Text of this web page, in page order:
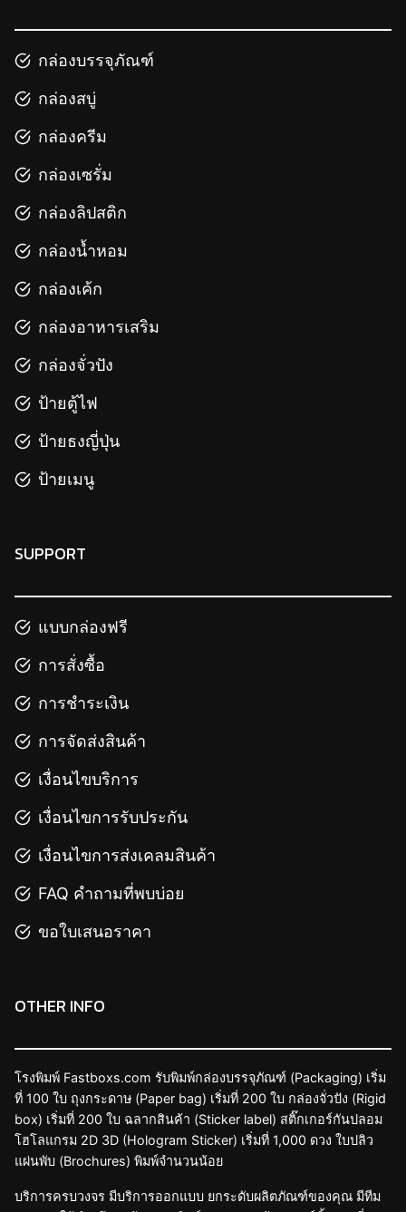
กล่องบรรจุภัณฑ์
กล่องสบู่
กล่องครีม
กล่องเซรั่ม
กล่องลิปสติก
กล่องน้ำหอม
กล่องเค้ก
กล่องอาหารเสริม
กล่องจั่วปัง
ป้ายตู้ไฟ
ป้ายธงญี่ปุ่น
ป้ายเมนู
SUPPORT
แบบกล่องฟรี
การสั่งซื้อ
การชำระเงิน
การจัดส่งสินค้า
เงื่อนไขบริการ
เงื่อนไขการรับประกัน
เงื่อนไขการส่งเคลมสินค้า
FAQ คำถามที่พบบ่อย
ขอใบเสนอราคา
OTHER INFO
โรงพิมพ์ Fastboxs.com รับพิมพ์กล่องบรรจุภัณฑ์ (Packaging) เริ่ม
ที่ 100 ใบ ถุงกระดาษ (Paper bag) เริ่มที่ 200 ใบ กล่องจั่วปัง (Rigid
box) เริ่มที่ 200 ใบ ฉลากสินค้า (Sticker label) สติ๊กเกอร์กันปลอม
โฮโลแกรม 2D 3D (Hologram Sticker) เริ่มที่ 1,000 ดวง ใบปลิว
แผ่นพับ (Brochures) พิมพ์จำนวนน้อย
บริการครบวงจร มีบริการออกแบบ ยกระดับผลิตภัณฑ์ของคุณ มีทีม